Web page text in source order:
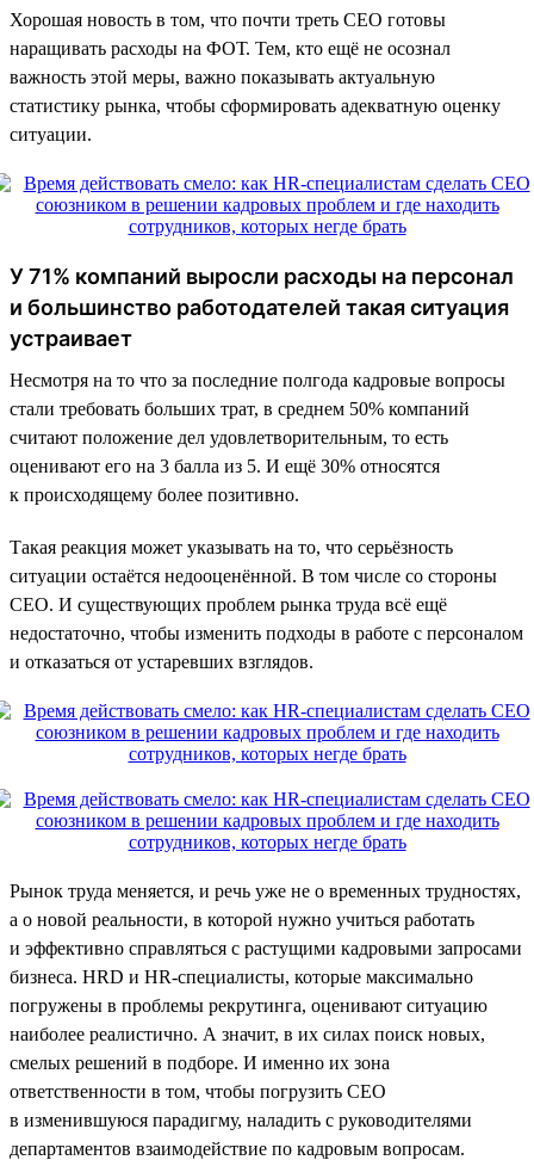
Хорошая новость в том, что почти треть CEO готовы
наращивать расходы на ФОТ. Тем, кто ещё не осознал
важность этой меры, важно показывать актуальную
статистику рынка, чтобы сформировать адекватную оценку
ситуации.
У 71% компаний выросли расходы на персонал
и большинство работодателей такая ситуация
устраивает
Несмотря на то что за последние полгода кадровые вопросы
стали требовать больших трат, в среднем 50% компаний
считают положение дел удовлетворительным, то есть
оценивают его на 3 балла из 5. И ещё 30% относятся
к происходящему более позитивно.
Такая реакция может указывать на то, что серьёзность
ситуации остаётся недооценённой. В том числе со стороны
CEO. И существующих проблем рынка труда всё ещё
недостаточно, чтобы изменить подходы в работе с персоналом
и отказаться от устаревших взглядов.
Рынок труда меняется, и речь уже не о временных трудностях,
а о новой реальности, в которой нужно учиться работать
и эффективно справляться с растущими кадровыми запросами
бизнеса. HRD и HR-специалисты, которые максимально
погружены в проблемы рекрутинга, оценивают ситуацию
наиболее реалистично. А значит, в их силах поиск новых,
смелых решений в подборе. И именно их зона
ответственности в том, чтобы погрузить CEO
в изменившуюся парадигму, наладить с руководителями
департаментов взаимодействие по кадровым вопросам.